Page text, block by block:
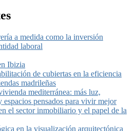
a medida como la inversión
laboral
Ibizia
de cubiertas en la eficiencia
madrileñas
mediterránea: más luz,
espacios pensados para vivir mejor
el sector inmobiliario y el papel de la
en la visualización arquitectónica